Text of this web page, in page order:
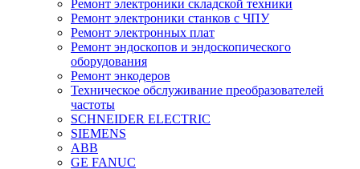
Ремонт электроники складской техники
Ремонт электроники станков с ЧПУ
Ремонт электронных плат
Ремонт эндоскопов и эндоскопического
оборудования
Ремонт энкодеров
Техническое обслуживание преобразователей
частоты
SCHNEIDER ELECTRIC
SIEMENS
ABB
GE FANUC